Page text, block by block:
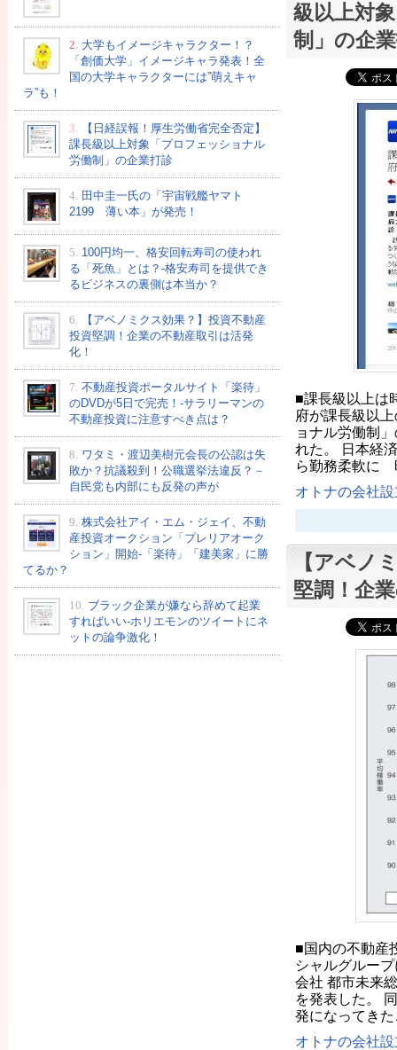
2. 大学もイメージキャラクター！？
「創価大学」イメージキャラ発表！全
国の大学キャラクターには”萌えキャ
ラ”も！
3.
【日経誤報！厚生労働省完全否定】
課長級以上対象「プロフェッショナル
労働制」の企業打診
4. 田中圭一氏の「宇宙戦艦ヤマト
2199 薄い本」が発売！
5. 100円均一、格安回転寿司の使われ
る「死魚」とは？-格安寿司を提供でき
るビジネスの裏側は本当か？
6.
【アベノミクス効果？】投資不動産
投資堅調！企業の不動産取引は活発
化！
7. 不動産投資ポータルサイト「楽待」
のDVDが5日で完売！-サラリーマンの
不動産投資に注意すべき点は？
8. ワタミ・渡辺美樹元会長の公認は失
敗か？抗議殺到！公職選挙法違反？－
自民党も内部にも反発の声が
9. 株式会社アイ・エム・ジェイ、不動
産投資オークション「プレリアオーク
ション」開始-「楽待」「建美家」に勝
てるか？
10. ブラック企業が嫌なら辞めて起業
すればいい-ホリエモンのツイートにネ
ットの論争激化！
級以上対
制」の企
■課長級以上は
府が課長級以
ョナル労働制
れた。 日本経
ら勤務柔軟に
オトナの会社
【アベノ
堅調！企
■国内の不動産
シャルグルー
会社 都市未来
を発表した。
発になってき
オトナの会社